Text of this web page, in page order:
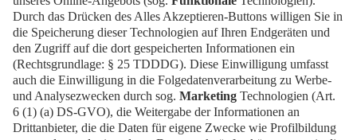
Geschäftsführung:
Kai Mangelberger, Dr. Jana Dewitz-Härle
Anschrift
MW Messe-, Ausstellungs- und
Dienstleistungsgesellschaft Wolfsburg mbH,